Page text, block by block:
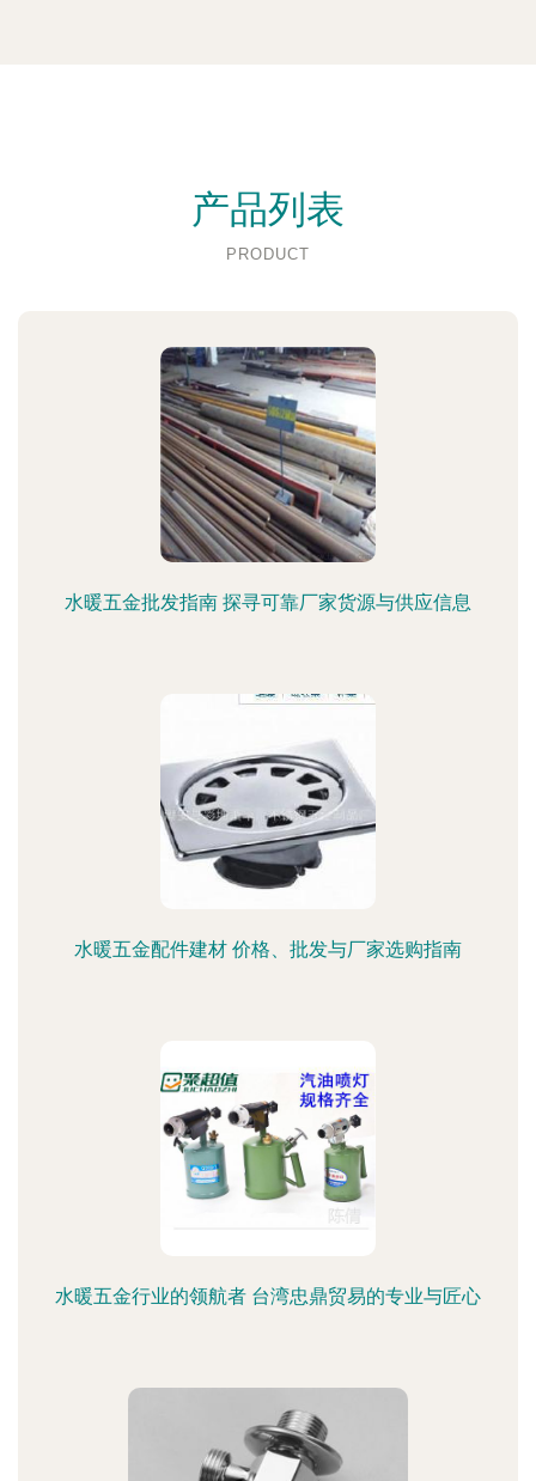
产品列表
PRODUCT
水暖五金批发指南 探寻可靠厂家货源与供应信息
水暖五金配件建材 价格、批发与厂家选购指南
水暖五金行业的领航者 台湾忠鼎贸易的专业与匠心